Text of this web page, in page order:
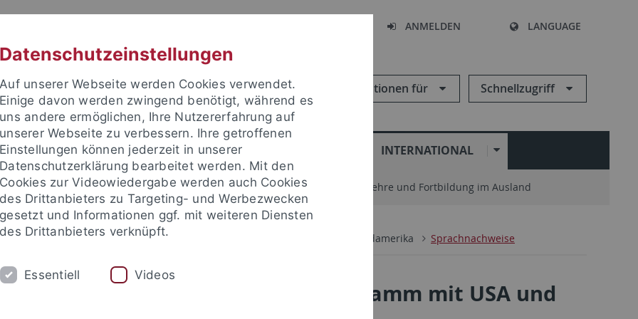
ANMELDEN LANGUAGE
Informationen für Schnellzugriff
FORSCHUNG EINRICHTUNGEN INTERNATIONAL
im Ausland Sprachen lernen Forschung Welcome Center Lehre und Fortbildung im Ausland
im Ausland Wege ins Ausland Nordamerika Sprachnachweise
für das Austauschprogramm mit USA und
Datenschutzeinstellungen
Auf unserer Webseite werden Cookies verwendet.
Einige davon werden zwingend benötigt, während es
uns andere ermöglichen, Ihre Nutzererfahrung auf
unserer Webseite zu verbessern. Ihre getroffenen
Einstellungen können jederzeit in unserer
Datenschutzerklärung bearbeitet werden. Mit den
Cookies zur Videowiedergabe werden auch Cookies
des Drittanbieters zu Targeting- und Werbezwecken
gesetzt und Informationen ggf. mit weiteren Diensten
des Drittanbieters verknüpft.
Essentiell Videos